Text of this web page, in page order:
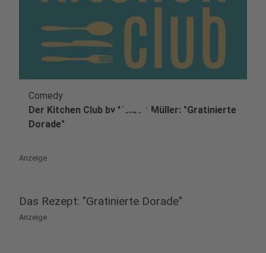
play_circle
Comedy
Der Kitchen Club by Nelson Müller: "Gratinierte
Dorade"
Anzeige
Das Rezept: "Gratinierte Dorade"
Anzeige